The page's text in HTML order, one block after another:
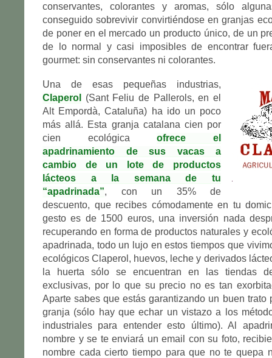
conservantes, colorantes y aromas, sólo
conseguido sobrevivir convirtiéndose en granjas
de poner en el mercado un producto único, de un
de lo normal y casi imposibles de encontrar
gourmet: sin conservantes ni colorantes.
Una de esas pequeñas industrias,
Claperol
(Sant Feliu de Pallerols, en el
Alt Empordà, Cataluña) ha ido un poco
más allá. Esta granja catalana cien por
cien ecológicaofrece el
apadrinamiento de sus vacas a
cambio de un lote de productos
lácteos a la semana de tu
“apadrinada”, con un 35% de
descuento, que recibes cómodamente en tu
gesto es de 1500 euros, una inversión nada
recuperando en forma de productos naturales y
apadrinada, todo un lujo en estos tiempos que
ecológicos Claperol, huevos, leche y derivados
la huerta sólo se encuentran en las tiendas
exclusivas, por lo que su precio no es tan
Aparte sabes que estás garantizando un buen trato
granja (sólo hay que echar un vistazo a los
industriales para entender esto último). Al
nombre y se te enviará un email con su foto,
nombre cada cierto tiempo para que no te quepa